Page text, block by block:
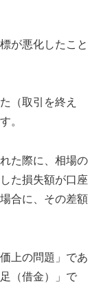
が悪化したこと
（取引を終え
。
た際に、相場の
た損失額が口座
合に、その差額
上の問題」であ
（借金）」で